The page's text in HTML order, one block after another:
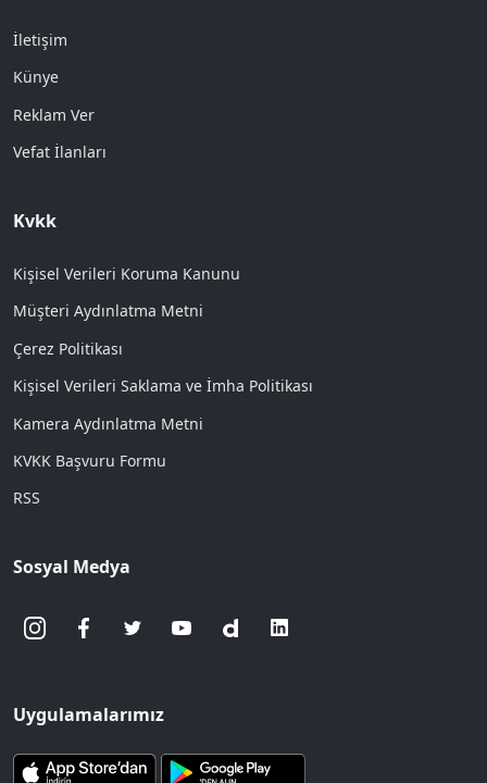
İletişim
Künye
Reklam Ver
Vefat İlanları
Kvkk
Kişisel Verileri Koruma Kanunu
Müşteri Aydınlatma Metni
Çerez Politikası
Kişisel Verileri Saklama ve İmha Politikası
Kamera Aydınlatma Metni
KVKK Başvuru Formu
RSS
Sosyal Medya
Uygulamalarımız